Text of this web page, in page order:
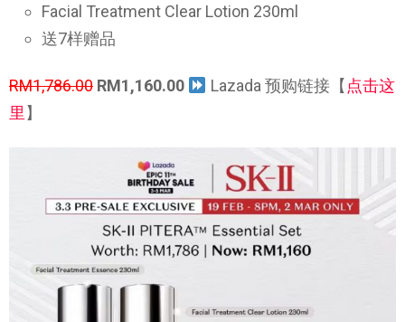
Facial Treatment Clear Lotion 230ml
送7样赠品
RM1,786.00 RM1,160.00 Lazada 预购链接【 点击这
里 】